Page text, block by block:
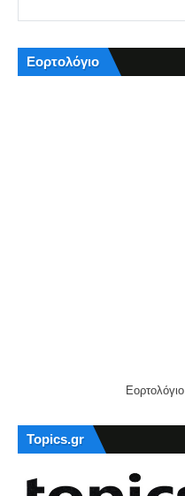
Εορτολόγιο
Εορτολόγιο
Topics.gr